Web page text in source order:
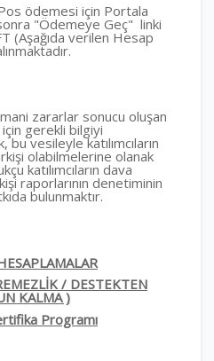
ödemesi için Portala
"Ödemeye Geç" linki
(Aşağıda verilen Hesap
zararlar sonucu oluşan
için gerekli bilgiyi
bu vesileyle katılımcıların
olabilmelerine olanak
katılımcıların dava
raporlarının denetiminin
bulunmaktır.
/ DESTEKTEN
KALMA )
Programı